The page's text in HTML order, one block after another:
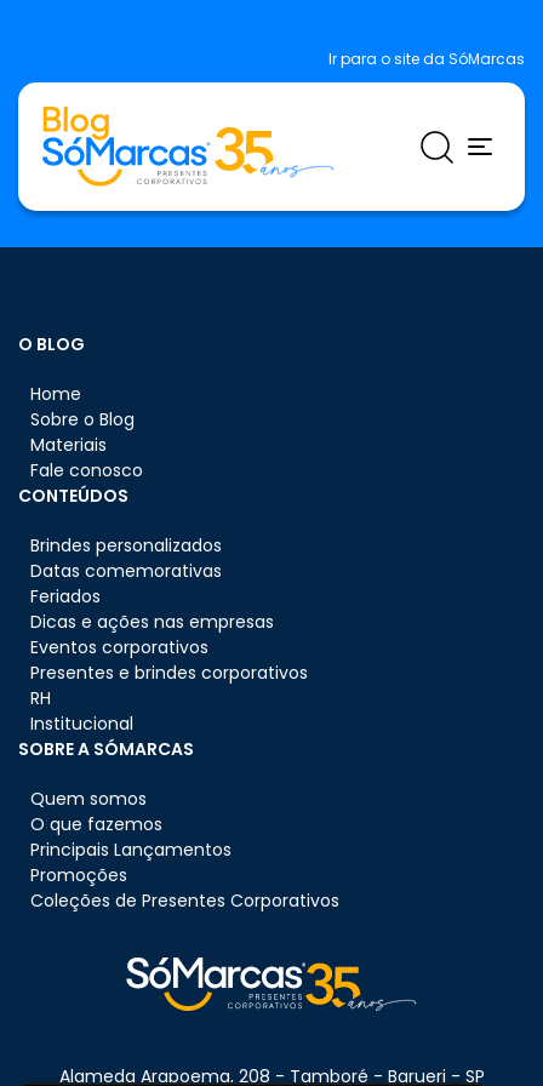
Ir para o site da SóMarcas
O BLOG
Home
Sobre o Blog
Materiais
Fale conosco
CONTEÚDOS
Brindes personalizados
Datas comemorativas
Feriados
Dicas e ações nas empresas
Eventos corporativos
Presentes e brindes corporativos
RH
Institucional
SOBRE A SÓMARCAS
Quem somos
O que fazemos
Principais Lançamentos
Promoções
Coleções de Presentes Corporativos
Alameda Arapoema, 208 - Tamboré - Barueri - SP